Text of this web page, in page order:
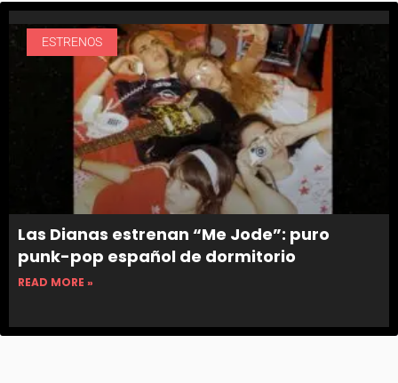
ESTRENOS
Las Dianas estrenan “Me Jode”: puro
punk-pop español de dormitorio
READ MORE »